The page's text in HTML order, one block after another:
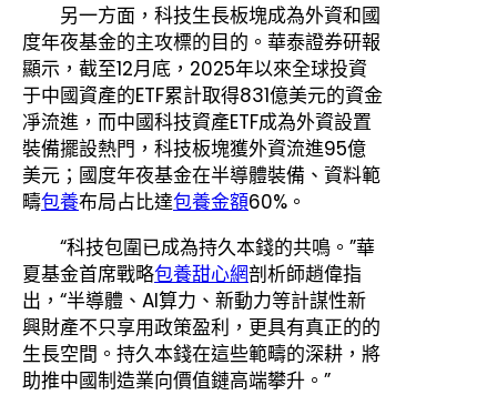
另一方面，科技生長板塊成為外資和國
度年夜基金的主攻標的目的。華泰證券研報
顯示，截至12月底，2025年以來全球投資
于中國資產的ETF累計取得831億美元的資金
凈流進，而中國科技資產ETF成為外資設置
裝備擺設熱門，科技板塊獲外資流進95億
美元；國度年夜基金在半導體裝備、資料範
疇包養布局占比達包養金額60%。
“科技包圍已成為持久本錢的共鳴。”華
夏基金首席戰略包養甜心網剖析師趙偉指
出，“半導體、AI算力、新動力等計謀性新
興財產不只享用政策盈利，更具有真正的的
生長空間。持久本錢在這些範疇的深耕，將
助推中國制造業向價值鏈高端攀升。”